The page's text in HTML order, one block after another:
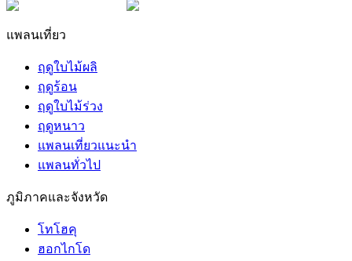
แพลนเที่ยว
ฤดูใบไม้ผลิ
ฤดูร้อน
ฤดูใบไม้ร่วง
ฤดูหนาว
แพลนเที่ยวแนะนำ
แพลนทั่วไป
ภูมิภาคและจังหวัด
โทโฮคุ
ฮอกไกโด